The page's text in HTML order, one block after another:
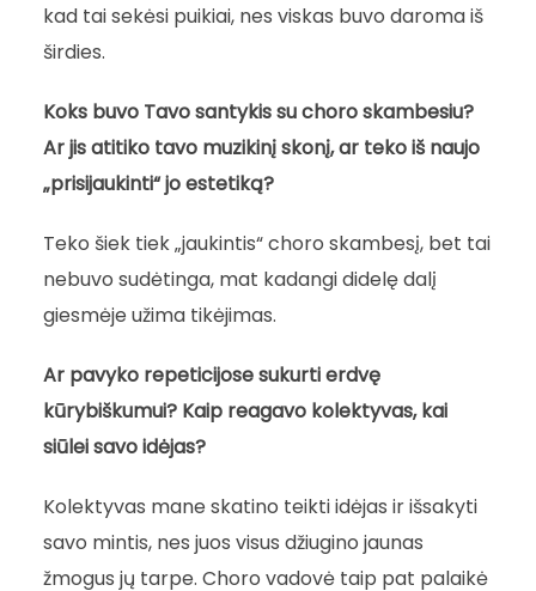
kad tai sekėsi puikiai, nes viskas buvo daroma iš
širdies.
Koks buvo Tavo santykis su choro skambesiu?
Ar jis atitiko tavo muzikinį skonį, ar teko iš naujo
„prisijaukinti“ jo estetiką?
Teko šiek tiek „jaukintis“ choro skambesį, bet tai
nebuvo sudėtinga, mat kadangi didelę dalį
giesmėje užima tikėjimas.
Ar pavyko repeticijose sukurti erdvę
kūrybiškumui? Kaip reagavo kolektyvas, kai
siūlei savo idėjas?
Kolektyvas mane skatino teikti idėjas ir išsakyti
savo mintis, nes juos visus džiugino jaunas
žmogus jų tarpe. Choro vadovė taip pat palaikė